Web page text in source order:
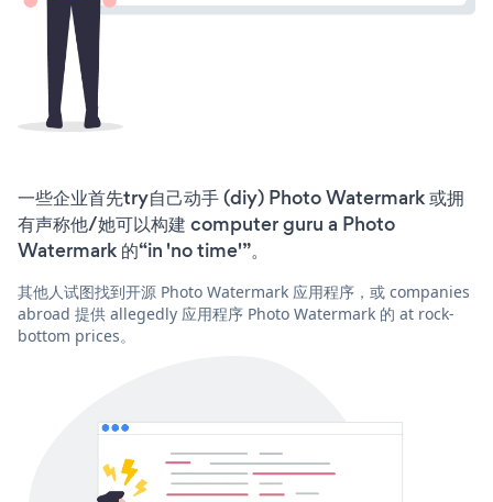
一些企业首先try自己动手 (diy) Photo Watermark 或拥
有声称他/她可以构建 computer guru a Photo
Watermark 的“in 'no time'”。
其他人试图找到开源 Photo Watermark 应用程序，或 companies
abroad 提供 allegedly 应用程序 Photo Watermark 的 at rock-
bottom prices。